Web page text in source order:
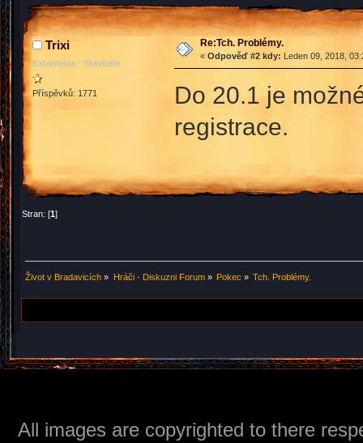
Trixi
Externista - Stavitele
Příspěvků: 1771
Re:Tch. Problémy.
« Odpověď #2 kdy: Leden 09, 2018,
Do 20.1 je
registrace.
Stran: [1]
Život v Bradavicích » Hráči - Diskuzni Forum» Pokec » Tch. Problémy.
All images are copyrighted to there